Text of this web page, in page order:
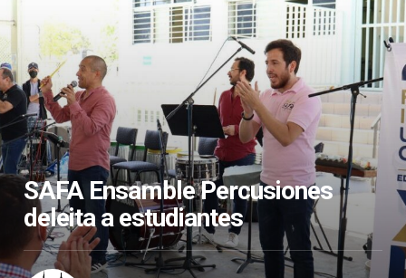
SAFA Ensamble Percusiones
deleita a estudiantes